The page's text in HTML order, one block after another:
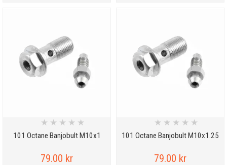
101 Octane Banjobult M10x1
★ ★ ★ ★ ★
79.00 kr
101 Octane Banjobult M10x1.25
★ ★ ★ ★ ★
79.00 kr